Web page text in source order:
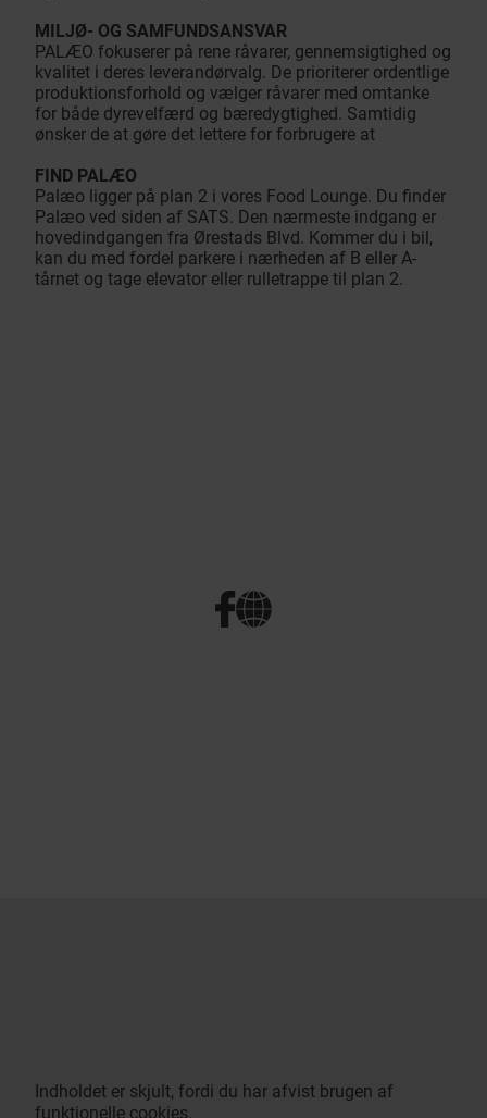
MILJØ- OG SAMFUNDSANSVAR
PALÆO fokuserer på rene råvarer, gennemsigtighed og
kvalitet i deres leverandørvalg. De prioriterer ordentlige
produktionsforhold og vælger råvarer med omtanke
for både dyrevelfærd og bæredygtighed. Samtidig
ønsker de at gøre det lettere for forbrugere at
FIND PALÆO
Palæo ligger på plan 2 i vores Food Lounge. Du finder
Palæo ved siden af SATS. Den nærmeste indgang er
hovedindgangen fra Ørestads Blvd. Kommer du i bil,
kan du med fordel parkere i nærheden af B eller A-
tårnet og tage elevator eller rulletrappe til plan 2.
Indholdet er skjult, fordi du har afvist brugen af
funktionelle cookies.